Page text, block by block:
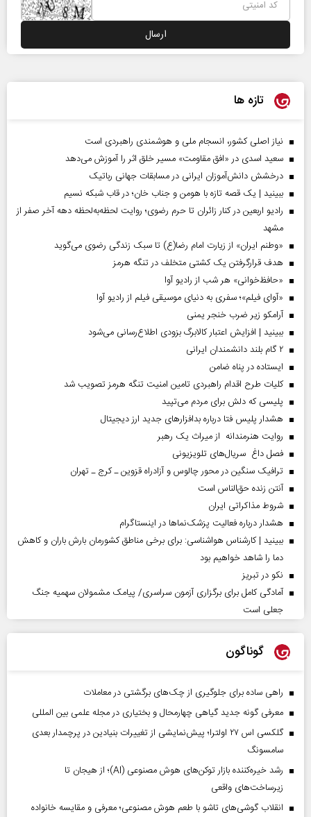
تازه ها
نیاز اصلی کشور، انسجام ملی و هوشمندی راهبردی است
سعید اسدی در «افق مقاومت» مسیر خلق اثر را آموزش می‌دهد
درخشش دانش‌آموزان ایرانی در مسابقات جهانی رباتیک
ببینید | یک قصه تازه با هومن و جناب‌ خان؛ در قاب شبکه نسیم
رادیو اربعین در کنار زائران تا حرم رضوی؛ روایت لحظه‌به‌لحظه دهه آخر صفر از
مشهد
«وطنم ایران» از زیارت امام رضا(ع) تا سبک زندگی رضوی می‌گوید
هدف قرارگرفتن یک کشتی متخلف در تنگه هرمز
«حافظ‌خوانی» هر شب از رادیو آوا
«آوای فیلم»؛ سفری به دنیای موسیقی فیلم از رادیو آوا
آرامکو زیر ضرب خنجر یمنی
ببینید | افزایش اعتبار کالابرگ بزودی اطلاع‌رسانی می‌شود
۲ گام بلند دانشمندان ایرانی
ایستاده در پناه ضامن
کلیات طرح اقدام راهبردی تامین امنیت تنگه هرمز تصویب شد
پلیسی که دلش برای مردم می‌تپید
هشدار پلیس فتا درباره بدافزار‌های جدید ارز دیجیتال
روایت هنرمندانه از میراث یک رهبر
فصل داغ سریال‌های تلویزیونی
ترافیک سنگین در محور چالوس و آزادراه قزوین ـ کرج ـ تهران
آنتن زنده حق‌الناس است
شروط مذاکراتی ایران
هشدار درباره فعالیت پزشک‌نما‌ها در اینستاگرام
ببینید | کارشناس هواشناسی: برای برخی مناطق کشورمان بارش باران و کاهش
دما را شاهد خواهیم بود
نکو در تبریز
آمادگی کامل برای برگزاری آزمون سراسری/ پیامک مشمولان سهمیه جنگ
جعلی است
گوناگون
راهی ساده برای جلوگیری از چک‌های برگشتی در معاملات
معرفی گونه جدید گیاهی چهارمحال و بختیاری در مجله علمی بین المللی
گلکسی اس ۲۷ اولترا؛ پیش‌نمایشی از تغییرات بنیادین در پرچمدار بعدی
سامسونگ
رشد خیره‌کننده بازار توکن‌های هوش مصنوعی (AI)؛ از هیجان تا
زیرساخت‌های واقعی
انقلاب گوشی‌های تاشو‌ با طعم هوش مصنوعی؛ معرفی و مقایسه خانواده